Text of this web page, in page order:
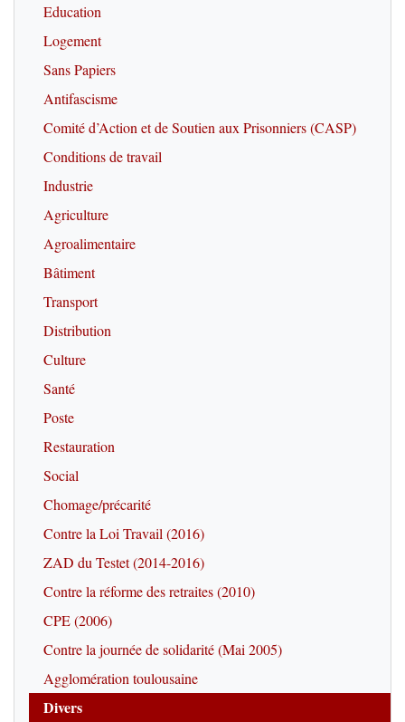
Education
Logement
Sans Papiers
Antifascisme
Comité d’Action et de Soutien aux Prisonniers (CASP)
Conditions de travail
Industrie
Agriculture
Agroalimentaire
Bâtiment
Transport
Distribution
Culture
Santé
Poste
Restauration
Social
Chomage/précarité
Contre la Loi Travail (2016)
ZAD du Testet (2014-2016)
Contre la réforme des retraites (2010)
CPE (2006)
Contre la journée de solidarité (Mai 2005)
Agglomération toulousaine
Divers